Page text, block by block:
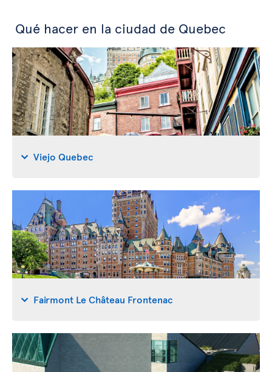
Qué hacer en la ciudad de Quebec
Viejo Quebec
Fairmont Le Château Frontenac